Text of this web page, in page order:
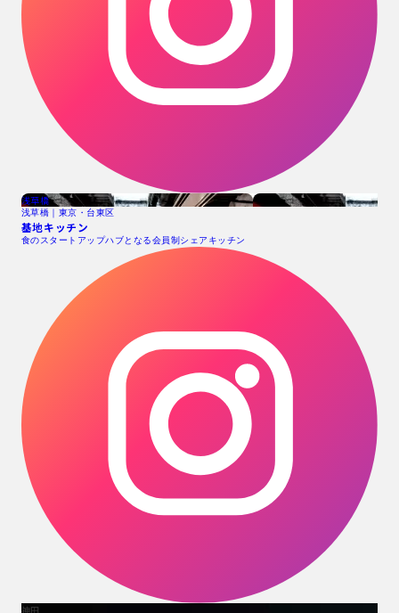
浅草橋
浅草橋｜東京・台東区
基地キッチン
食のスタートアップハブとなる会員制シェアキッチン
神田